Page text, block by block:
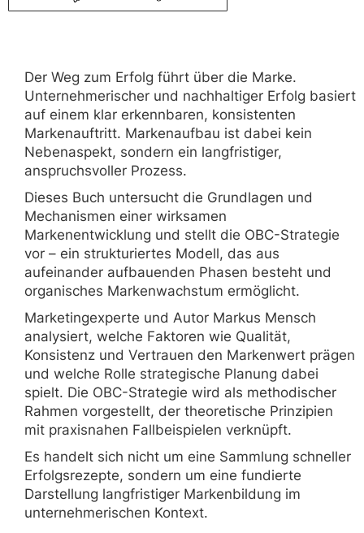
Der Weg zum Erfolg führt über die Marke.
Unternehmerischer und nachhaltiger Erfolg basiert
auf einem klar erkennbaren, konsistenten
Markenauftritt. Markenaufbau ist dabei kein
Nebenaspekt, sondern ein langfristiger,
anspruchsvoller Prozess.
Dieses Buch untersucht die Grundlagen und
Mechanismen einer wirksamen
Markenentwicklung und stellt die OBC-Strategie
vor – ein strukturiertes Modell, das aus
aufeinander aufbauenden Phasen besteht und
organisches Markenwachstum ermöglicht.
Marketingexperte und Autor Markus Mensch
analysiert, welche Faktoren wie Qualität,
Konsistenz und Vertrauen den Markenwert prägen
und welche Rolle strategische Planung dabei
spielt. Die OBC-Strategie wird als methodischer
Rahmen vorgestellt, der theoretische Prinzipien
mit praxisnahen Fallbeispielen verknüpft.
Es handelt sich nicht um eine Sammlung schneller
Erfolgsrezepte, sondern um eine fundierte
Darstellung langfristiger Markenbildung im
unternehmerischen Kontext.